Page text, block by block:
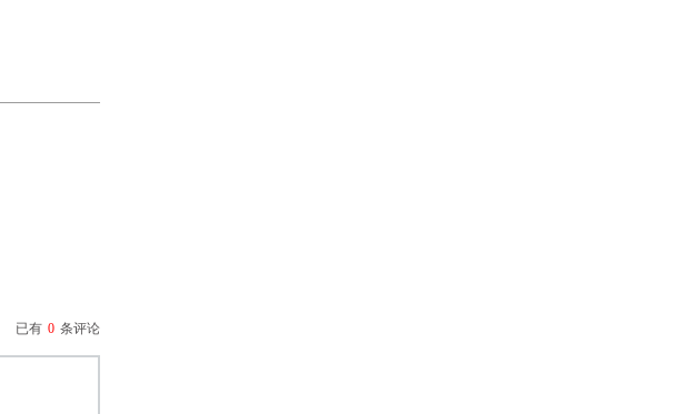
已有 0 条评论